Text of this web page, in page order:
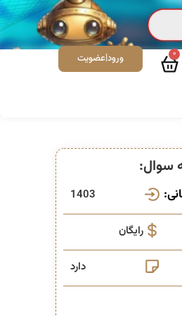
0 ورود|عضویت
سوال:
1403
رایگان
دارد